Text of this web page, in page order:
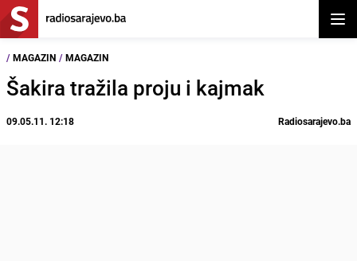
/ MAGAZIN / MAGAZIN
Šakira tražila proju i kajmak
09.05.11. 12:18 Radiosarajevo.ba